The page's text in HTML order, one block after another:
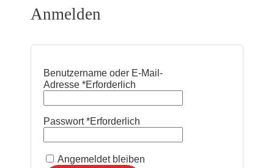
Anmelden
Benutzername oder E-Mail-
Adresse *Erforderlich
Passwort*Erforderlich
Angemeldet bleiben